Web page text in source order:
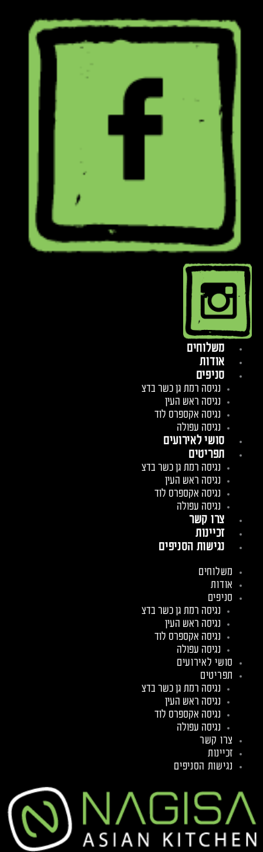
משלוחים
אודות
סניפים
נגיסה רמת גן כשר בדצ
נגיסה ראש העין
נגיסה אקספרס לוד
נגיסה עפולה
סושי לאירועים
תפריטים
נגיסה רמת גן כשר בדצ
נגיסה ראש העין
נגיסה אקספרס לוד
נגיסה עפולה
צרו קשר
זכיינות
נגישות הסניפים
משלוחים
אודות
סניפים
נגיסה רמת גן כשר בדצ
נגיסה ראש העין
נגיסה אקספרס לוד
נגיסה עפולה
סושי לאירועים
תפריטים
נגיסה רמת גן כשר בדצ
נגיסה ראש העין
נגיסה אקספרס לוד
נגיסה עפולה
צרו קשר
זכיינות
נגישות הסניפים